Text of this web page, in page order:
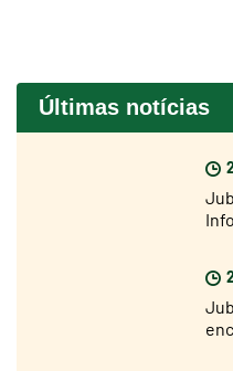
Últimas notícias